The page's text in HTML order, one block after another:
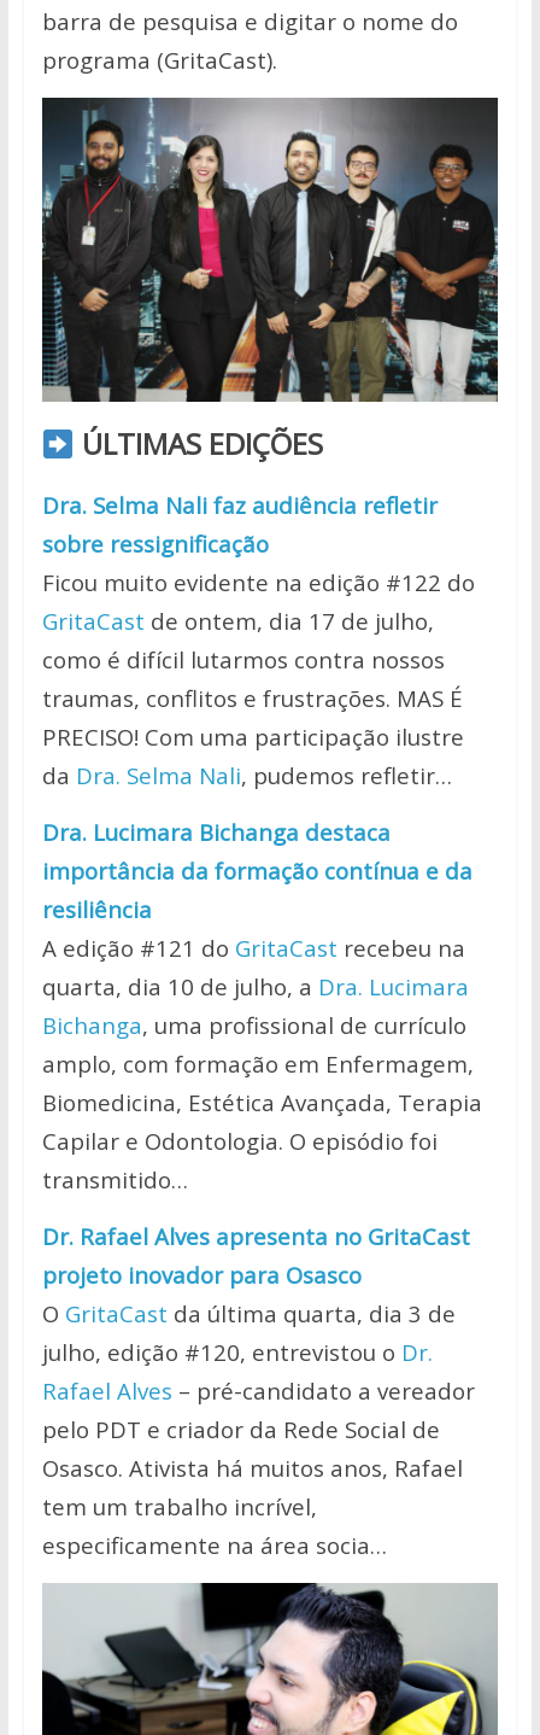
barra de pesquisa e digitar o nome do
programa (GritaCast).
ÚLTIMAS EDIÇÕES
Dra. Selma Nali faz audiência refletir
sobre ressignificação
Ficou muito evidente na edição #122 do
GritaCast de ontem, dia 17 de julho,
como é difícil lutarmos contra nossos
traumas, conflitos e frustrações. MAS É
PRECISO! Com uma participação ilustre
da Dra. Selma Nali, pudemos refletir…
Dra. Lucimara Bichanga destaca
importância da formação contínua e da
resiliência
A edição #121 do GritaCast recebeu na
quarta, dia 10 de julho, a Dra. Lucimara
Bichanga, uma profissional de currículo
amplo, com formação em Enfermagem,
Biomedicina, Estética Avançada, Terapia
Capilar e Odontologia. O episódio foi
transmitido…
Dr. Rafael Alves apresenta no GritaCast
projeto inovador para Osasco
O GritaCast da última quarta, dia 3 de
julho, edição #120, entrevistou o Dr.
Rafael Alves – pré-candidato a vereador
pelo PDT e criador da Rede Social de
Osasco. Ativista há muitos anos, Rafael
tem um trabalho incrível,
especificamente na área socia…